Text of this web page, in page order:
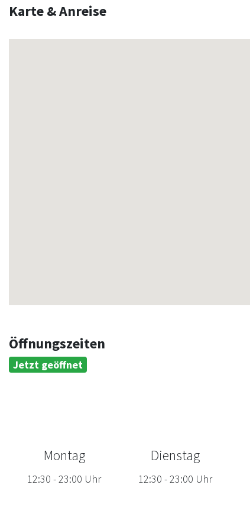
Karte & Anreise
Öffnungszeiten
Jetzt geöffnet
Montag
12:30 -23:00 Uhr
Dienstag
12:30 -23:00 Uhr